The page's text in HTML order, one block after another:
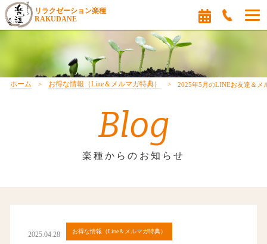
リラクゼーション楽種
RAKUDANE
ホーム お得な情報（Line＆メルマガ特典） 2025年5月のLINEお友達＆メ
Blog
楽種からのお知らせ
2025.04.28 お得な情報（Line＆メルマガ特典）